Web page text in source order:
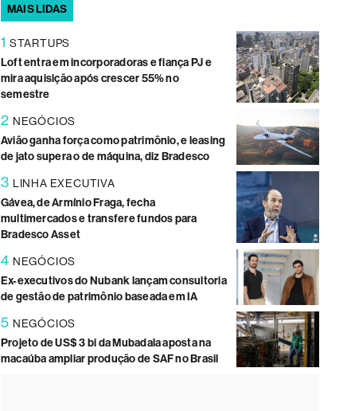
MAIS LIDAS
1 STARTUPS
Loft entra em incorporadoras e fiança PJ e
mira aquisição após crescer 55% no
semestre
2 NEGÓCIOS
Avião ganha força como patrimônio, e leasing
de jato supera o de máquina, diz Bradesco
3 LINHA EXECUTIVA
Gávea, de Armínio Fraga, fecha
multimercados e transfere fundos para
Bradesco Asset
4 NEGÓCIOS
Ex-executivos do Nubank lançam consultoria
de gestão de patrimônio baseada em IA
5 NEGÓCIOS
Projeto de US$ 3 bi da Mubadala aposta na
macaúba ampliar produção de SAF no Brasil